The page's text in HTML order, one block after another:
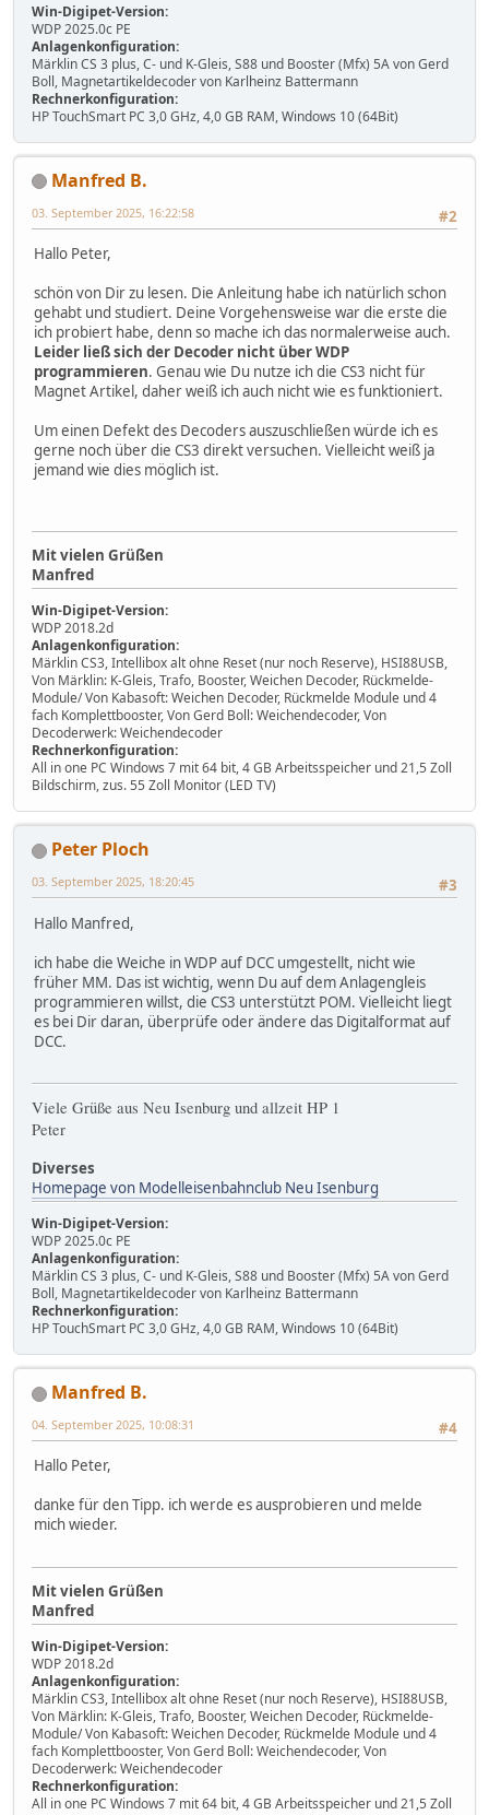
Win-Digipet-Version:
WDP 2025.0c PE
Anlagenkonfiguration:
Märklin CS 3 plus, C- und K-Gleis, S88 und Booster (Mfx) 5A von Gerd
Boll, Magnetartikeldecoder von Karlheinz Battermann
Rechnerkonfiguration:
HP TouchSmart PC 3,0 GHz, 4,0 GB RAM, Windows 10 (64Bit)
Manfred B.
#2
03. September 2025, 16:22:58
Hallo Peter,
schön von Dir zu lesen. Die Anleitung habe ich natürlich schon
gehabt und studiert. Deine Vorgehensweise war die erste die
ich probiert habe, denn so mache ich das normalerweise auch.
Leider ließ sich der Decoder nicht über WDP
programmieren. Genau wie Du nutze ich die CS3 nicht für
Magnet Artikel, daher weiß ich auch nicht wie es funktioniert.
Um einen Defekt des Decoders auszuschließen würde ich es
gerne noch über die CS3 direkt versuchen. Vielleicht weiß ja
jemand wie dies möglich ist.
Mit vielen Grüßen
Manfred
Win-Digipet-Version:
WDP 2018.2d
Anlagenkonfiguration:
Märklin CS3, Intellibox alt ohne Reset (nur noch Reserve), HSI88USB,
Von Märklin: K-Gleis, Trafo, Booster, Weichen Decoder, Rückmelde-
Module/ Von Kabasoft: Weichen Decoder, Rückmelde Module und 4
fach Komplettbooster, Von Gerd Boll: Weichendecoder, Von
Decoderwerk: Weichendecoder
Rechnerkonfiguration:
All in one PC Windows 7 mit 64 bit, 4 GB Arbeitsspeicher und 21,5 Zoll
Bildschirm, zus. 55 Zoll Monitor (LED TV)
Peter Ploch
#3
03. September 2025, 18:20:45
Hallo Manfred,
ich habe die Weiche in WDP auf DCC umgestellt, nicht wie
früher MM. Das ist wichtig, wenn Du auf dem Anlagengleis
programmieren willst, die CS3 unterstützt POM. Vielleicht liegt
es bei Dir daran, überprüfe oder ändere das Digitalformat auf
DCC.
Viele Grüße aus Neu Isenburg und allzeit HP 1
Peter
Diverses
Homepage von Modelleisenbahnclub Neu Isenburg
Win-Digipet-Version:
WDP 2025.0c PE
Anlagenkonfiguration:
Märklin CS 3 plus, C- und K-Gleis, S88 und Booster (Mfx) 5A von Gerd
Boll, Magnetartikeldecoder von Karlheinz Battermann
Rechnerkonfiguration:
HP TouchSmart PC 3,0 GHz, 4,0 GB RAM, Windows 10 (64Bit)
Manfred B.
#4
04. September 2025, 10:08:31
Hallo Peter,
danke für den Tipp. ich werde es ausprobieren und melde
mich wieder.
Mit vielen Grüßen
Manfred
Win-Digipet-Version:
WDP 2018.2d
Anlagenkonfiguration:
Märklin CS3, Intellibox alt ohne Reset (nur noch Reserve), HSI88USB,
Von Märklin: K-Gleis, Trafo, Booster, Weichen Decoder, Rückmelde-
Module/ Von Kabasoft: Weichen Decoder, Rückmelde Module und 4
fach Komplettbooster, Von Gerd Boll: Weichendecoder, Von
Decoderwerk: Weichendecoder
Rechnerkonfiguration:
All in one PC Windows 7 mit 64 bit, 4 GB Arbeitsspeicher und 21,5 Zoll